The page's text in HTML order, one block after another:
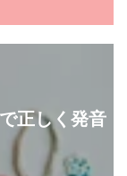
正しく発音